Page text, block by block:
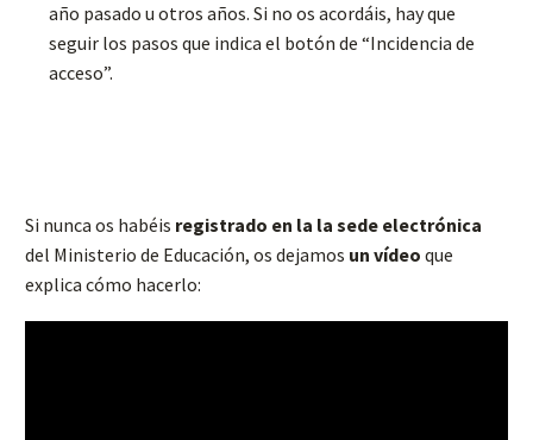
año pasado u otros años. Si no os acordáis, hay que
seguir los pasos que indica el botón de “Incidencia de
acceso”.
Si nunca os habéis registrado en la la sede electrónica
del Ministerio de Educación, os dejamos un vídeo que
explica cómo hacerlo: